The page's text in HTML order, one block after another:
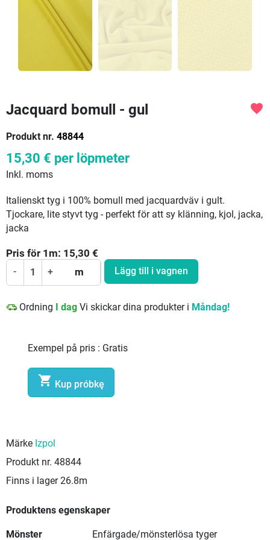
Jacquard bomull - gul
Produkt nr. 48844
favorite
15,30 € per löpmeter
Inkl. moms
Italienskt tyg i 100% bomull med jacquardväv i gult.
Tjockare, lite styvt tyg - perfekt för att sy klänning, kjol, jacka,
jacka
Pris för 1 m: 15,30 €
- + m Lägg till i vagnen
Ordning I dag Vi skickar dina produkter i Måndag!
Exempel på pris : Gratis
 Kup próbkę
Märke Izpol
Produkt nr. 48844
Finns i lager 26.8m
Produktens egenskaper
Mönster Enfärgade/mönsterlösa tyger